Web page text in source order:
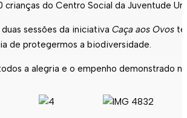
crianças do Centro Social da Juventude
sessões da iniciativa Caça aos Ovos
de protegermos a biodiversidade.
a alegria e o empenho demonstrado